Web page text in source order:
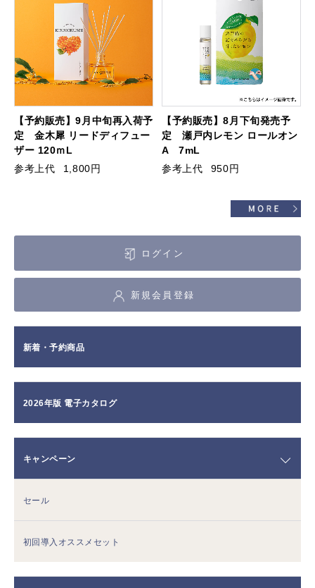
【予約販売】9月中旬再入荷予
定 金木犀 リードディフュー
ザー 120ｍL
参考上代
1,800円
【予約販売】8月下旬発売予
定 瀬戸内レモン ロールオン
A 7mL
参考上代
950円
ログイン
新規会員登録
新着・予約商品
2026年版 電子カタログ
キャンペーン
セール
初回導入オススメセット